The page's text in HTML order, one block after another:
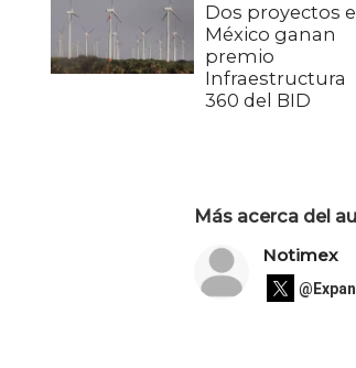
Dos proyectos
México ganan
premio
Infraestructura
360 del BID
Más acerca del
Notimex